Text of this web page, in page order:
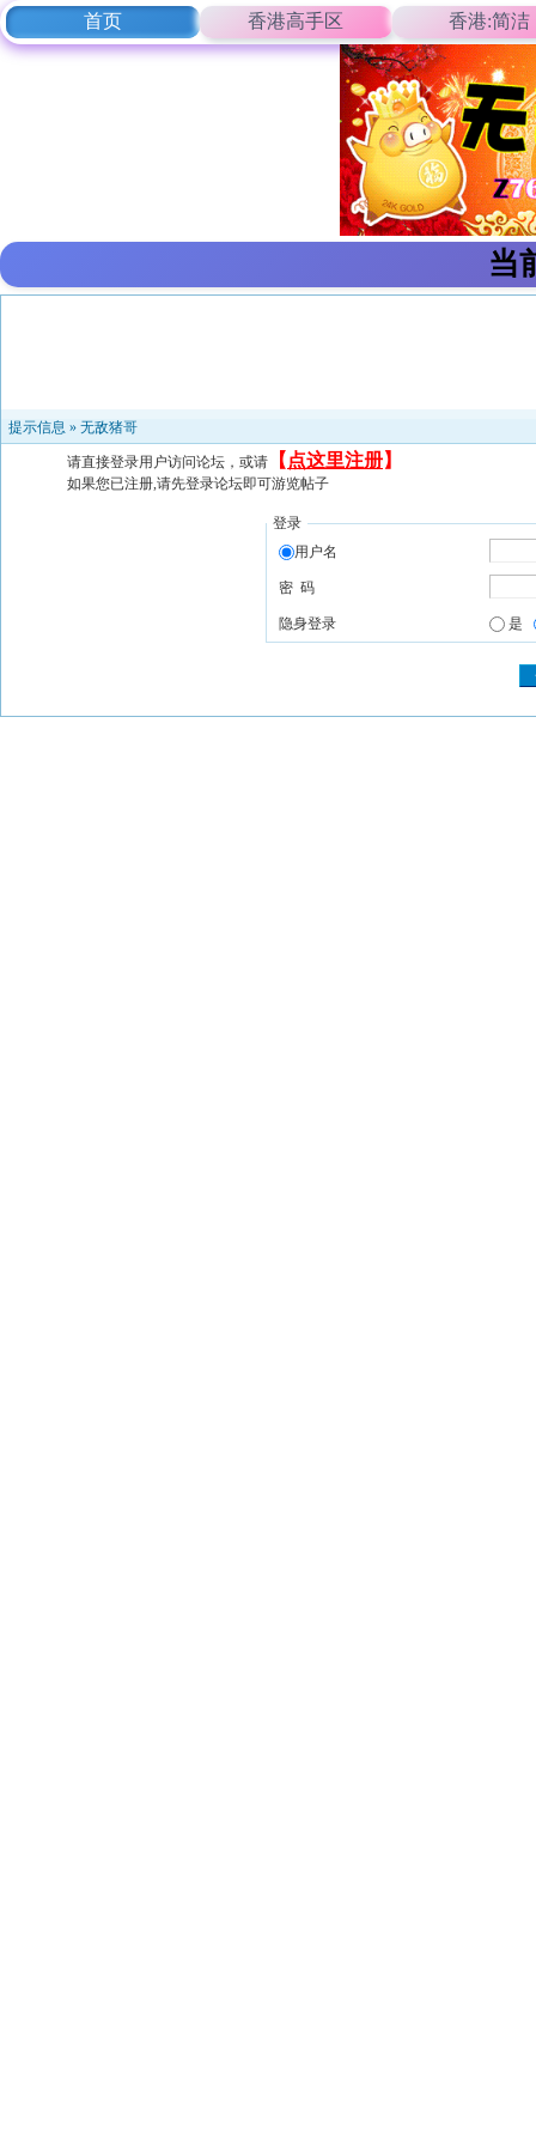
首页 香港高手区 香港:简洁
当
提示信息 » 无敌猪哥
请直接登录用户访问论坛，或请 【 点这里注册】
如果您已注册,请先登录论坛即可游览帖子
登录
用户名
密 码
隐身登录 是